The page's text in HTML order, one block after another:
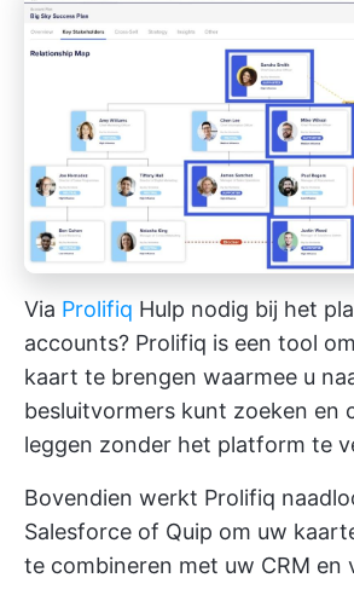
Via Prolifiq Hulp nodig bij het
accounts? Prolifiq is een tool
kaart te brengen waarmee u
besluitvormers kunt zoeken en
leggen zonder het platform te
Bovendien werkt Prolifiq
Salesforce of Quip om uw
te combineren met uw CRM en